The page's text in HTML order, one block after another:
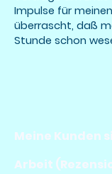
Impulse für
überrascht, daß
Stunde schon
Meine Kunden
Arbeit